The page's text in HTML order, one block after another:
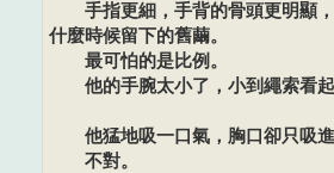
手指更細，手背的骨頭更明顯，
什麼時候留下的舊繭。
最可怕的是比例。
他的手腕太小了，小到繩索看起
他猛地吸一口氣，胸口卻只吸進
不對。